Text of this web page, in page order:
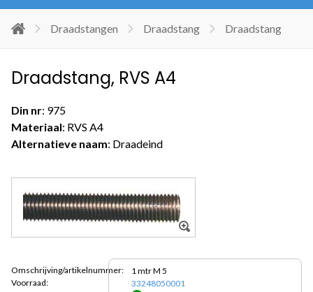
Draadstangen Draadstang Draadstang
Draadstang, RVS A4
Din nr: 975
Materiaal: RVS A4
Alternatieve naam: Draadeind
Omschrijving/artikelnummer:
Voorraad:
1 mtr M 5
33248050001